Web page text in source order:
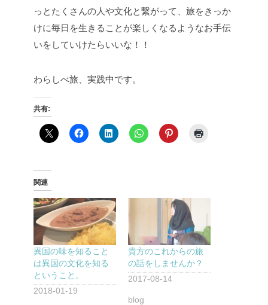
っとたくさんの人や文化と繋がって、旅をきっか
けに毎日を生きることが楽しくなるようなお手伝
いをしていけたらいいな！！
わらしべ旅、実践中です。
共有:
関連
異国の味を知ること
は異国の文化を知る
ということ。
2018-01-19
貴方のこれからの旅
の話をしませんか？
2017-08-14
blog